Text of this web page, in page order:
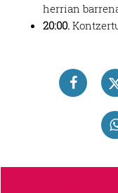
herrian
20:00.